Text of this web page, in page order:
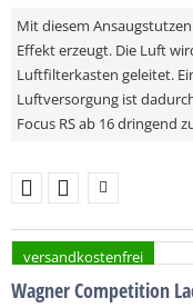
Mit diesem
Effekt erzeugt. Die Luft
Luftfilterkasten geleitet.
Luftversorgung ist
Focus RS ab 16 dringend
versandkostenfrei
Wagner Competition